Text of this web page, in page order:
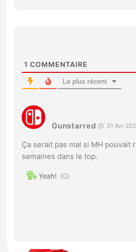
1 COMMENTAIRE
Le plus récent
Gunstarred 21 Avr
Ça serait pas mal si MH pouvait
semaines dans le top.
0